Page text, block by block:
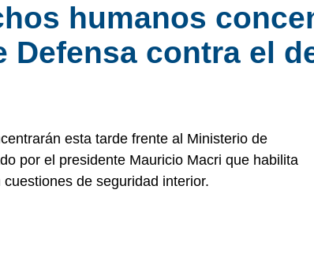
humanos
Defensa contra el
esta tarde frente al Ministerio de
por el presidente Mauricio Macri que habilita
de seguridad interior.